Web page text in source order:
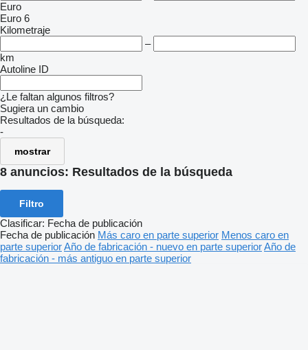
Euro
Euro 6
Kilometraje
–
km
Autoline ID
¿Le faltan algunos filtros?
Sugiera un cambio
Resultados de la búsqueda:
-
mostrar
8 anuncios: Resultados de la búsqueda
Filtro
Clasificar: Fecha de publicación
Fecha de publicación Más caro en parte superior Menos caro en
parte superiorAño de fabricación - nuevo en parte superiorAño de
fabricación - más antiguo en parte superior